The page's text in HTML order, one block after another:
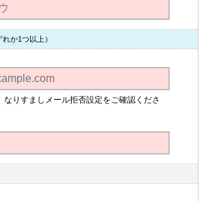
れか1つ以上）
りすましメール拒否設定をご確認くださ